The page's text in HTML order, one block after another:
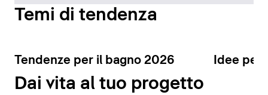
Temi di tendenza
Tendenze per il bagno 2026 Idee per
Dai vita al tuo progetto